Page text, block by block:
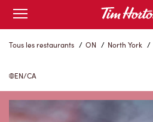
Skip
Content
Open
mobile
menu
Tous les restaurants / ON / North York /
EN/CA